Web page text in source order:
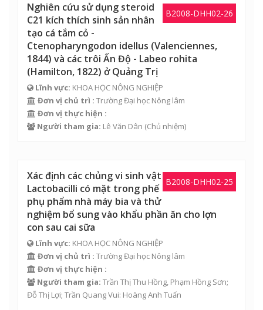
B2008-DHH02-26
Nghiên cứu sử dụng steroid
C21 kích thích sinh sản nhân
tạo cá tắm cỏ -
Ctenopharyngodon idellus (Valenciennes,
1844) và các trôi Ấn Độ - Labeo rohita
(Hamilton, 1822) ở Quảng Trị
Lĩnh vực: KHOA HỌC NÔNG NGHIỆP
Đơn vị chủ trì : Trường Đại học Nông lâm
Đơn vị thực hiện :
Người tham gia: Lê Văn Dân (Chủ nhiệm)
B2008-DHH02-25
Xác định các chủng vi sinh vật
Lactobacilli có mặt trong phế
phụ phẩm nhà máy bia và thử
nghiệm bổ sung vào khẩu phần ăn cho lợn
con sau cai sữa
Lĩnh vực: KHOA HỌC NÔNG NGHIỆP
Đơn vị chủ trì : Trường Đại học Nông lâm
Đơn vị thực hiện :
Người tham gia: Trần Thị Thu Hồng, Phạm Hồng Sơn;
Đỗ Thị Lợi; Trần Quang Vui: Hoàng Anh Tuấn